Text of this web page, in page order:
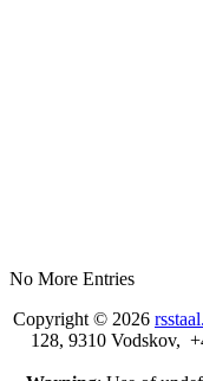
No More Entries
Copyright © 2026
128, 9310 Vodskov,